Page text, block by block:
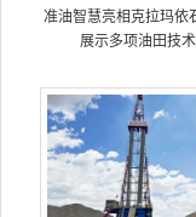
准油智慧亮相克拉玛依
展示多项油田技